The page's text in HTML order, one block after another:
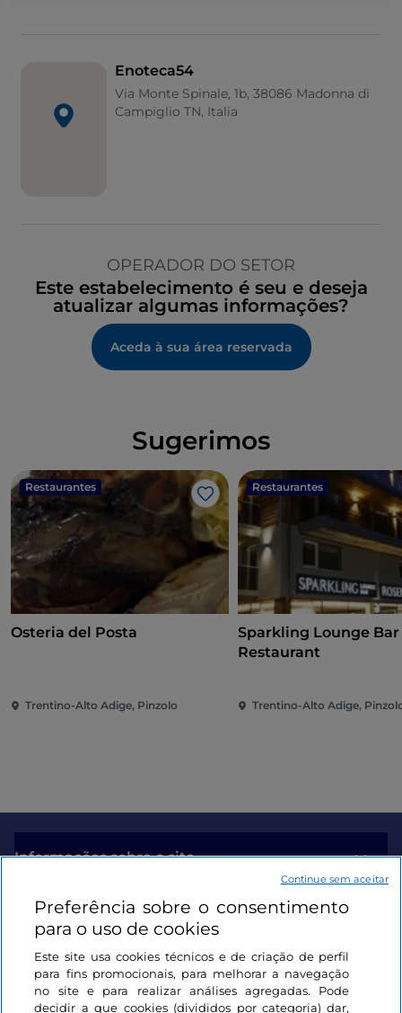
Enoteca54
Via Monte Spinale, 1b, 38086 Madonna di
Campiglio TN, Italia
OPERADOR DO SETOR
Este estabelecimento é seu e deseja
atualizar algumas informações?
Aceda à sua área reservada
Sugerimos
Restaurantes
Gosto
Osteria del Posta
Trentino-Alto Adige, Pinzolo
Restaurantes
Sparkling Lounge Bar
Restaurant
Trentino-Alto Adige,
Informações sobre o site
Ligações úteis
Iniciar sessão
Mantenha-se em contacto
Preferência sobre o consentimento
para o uso de cookies
Este site usa cookies técnicos e de criação de perfil
para fins promocionais, para melhorar a navegação
no site e para realizar análises agregadas. Pode
decidir a que cookies (divididos por categoria) dar,
Continue sem aceitar